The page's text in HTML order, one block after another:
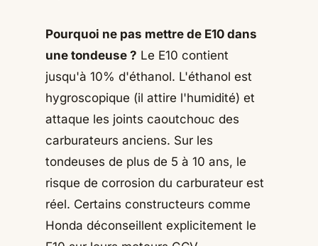
Pourquoi ne pas mettre de E10 dans
une tondeuse ? Le E10 contient
jusqu'à 10% d'éthanol. L'éthanol est
hygroscopique (il attire l'humidité) et
attaque les joints caoutchouc des
carburateurs anciens. Sur les
tondeuses de plus de 5 à 10 ans, le
risque de corrosion du carburateur est
réel. Certains constructeurs comme
Honda déconseillent explicitement le